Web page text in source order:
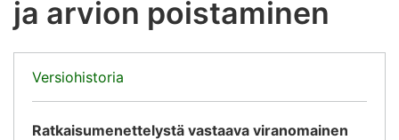
ja arvion poistaminen
Versiohistoria
Ratkaisumenettelystä vastaava viranomainen